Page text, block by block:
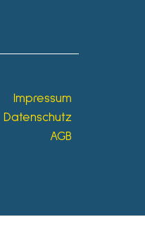
Impressum
Datenschutz
AGB